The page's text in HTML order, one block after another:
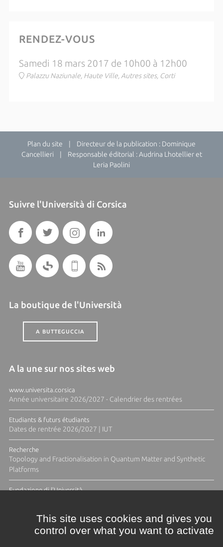
RENDEZ-VOUS
Samedi 18 mars 2017 de 10h00 à 12h00
Palazzu Naziunale, Haute Ville, Autres sites, Corti
Plan du site | Directeur de la publication : Dominique
Cancellieri | Responsable éditorial : Audrina Lhotellier et
Leria Paolini
Suivre l'Università di Corsica
La boutique de l'Università
A BUTTEGUCCIA
A la une sur nos sites web
www.universita.corsica
Année universitaire 2026/2027 - Calendrier des rentrées
Etudiants & futurs étudiants
Dates de rentrée 2026/2027 | IUT
Recherche
Topology and Fractionalisation in Quantum Matter and Synthetic
Platforms
Fundazione di l'Università
This site uses cookies and gives you
control over what you want to activate